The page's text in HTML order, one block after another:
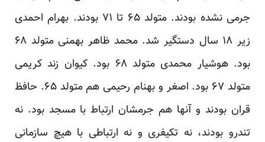
جرمی نشده بودند. متولد ۶۵ تا ۷۱ بودند. بهرام احمدی
زیر ۱۸ سال دستگیر شد. محمد ظاهر بهمنی متولد ۶۸
بود. هوشیار محمدی متولد ۶۸ بود. کیوان زند کریمی
متولد ۶۷ بود. اصغر و بهنام رحیمی هم متولد ۶۵. حافظ
قران بودند و آنها هم جرمشان ارتباط با مسجد بود. نه
تندرو بودند، نه تکیفری و نه ارتباطی با هیچ سازمانی